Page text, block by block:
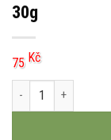
30g
75 Kč
O´food rong biển